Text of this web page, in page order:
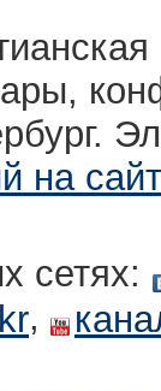
на сайт
сетях:
,